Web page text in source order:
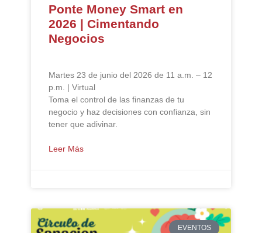
Ponte Money Smart en
2026 | Cimentando
Negocios
Martes 23 de junio del 2026 de 11 a.m. – 12
p.m. | Virtual
Toma el control de las finanzas de tu
negocio y haz decisiones con confianza, sin
tener que adivinar.
Leer Más
EVENTOS